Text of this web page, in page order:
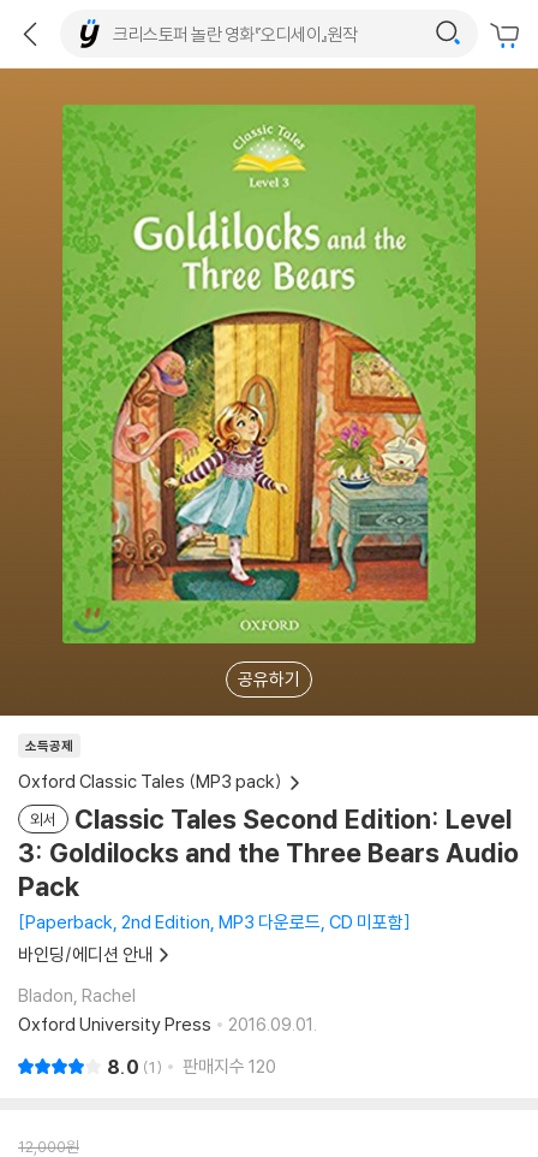
공유하기
소득공제
Oxford Classic Tales (MP3 pack)
외서
Classic Tales Second Edition: Level
3: Goldilocks and the Three Bears Audio
Pack
Paperback, 2nd Edition, MP3 다운로드, CD 미포함
바인딩/에디션 안내
Bladon, Rachel
Oxford University Press
2016.09.01.
8.0 1 판매지수 120
12,000원